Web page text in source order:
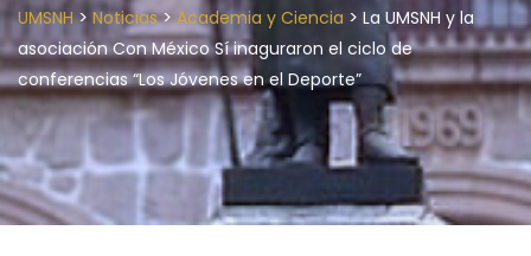
UMSNH> Noticias>Academia y Ciencia > La UMSNH y la
asociación Con México Sí inaguraron el ciclo de
conferencias “Los Jóvenes en el Deporte”